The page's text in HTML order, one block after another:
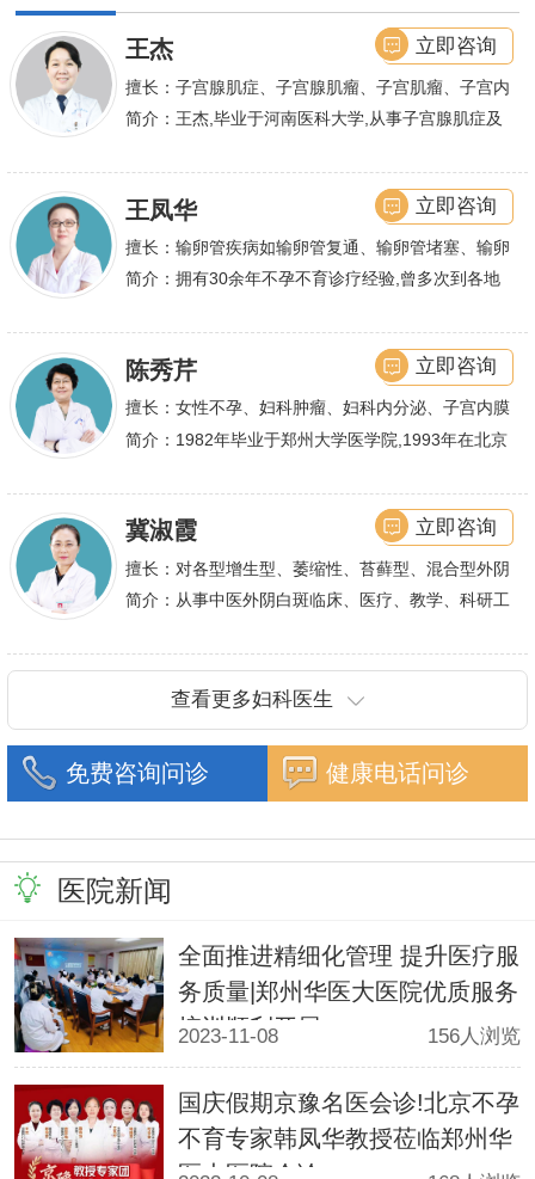
王杰
擅长：子宫腺肌症、子宫腺肌瘤、子宫肌瘤、子宫内
膜异位症等,长年致力于妇科微创手术及显微妇科手
娴熟.对开展各类微创手术解除不孕不育、石女、输
卵管堵塞、输卵管复通、输卵管粘连等女性输卵管性
不孕及子宫性不孕、多囊卵巢等都有丰富诊疗经验
简介：王杰,毕业于河南医科大学,从事子宫腺肌症及
立即咨询
王凤华
擅长：输卵管疾病如输卵管复通、输卵管堵塞、输卵
管积水、输卵管粘连；盆腔粘连、宫腔粘连、多囊卵
简介：拥有30余年不孕不育诊疗经验,曾多次到各地
立即咨询
陈秀芹
擅长：女性不孕、妇科肿瘤、妇科内分泌、子宫内膜
异位症、多囊卵巢等疾病的诊治,宫腹腔镜手术,盆底
简介：1982年毕业于郑州大学医学院,1993年在北京
立即咨询
冀淑霞
擅长：对各型增生型、萎缩性、苔藓型、混合型外阴
白斑的诊治
简介：从事中医外阴白斑临床、医疗、教学、科研工
立即咨询
查看更多妇科医生
免费咨询问诊 健康电话问诊
医院新闻
全面推进精细化管理 提升医疗服
务质量|郑州华医大医院优质服务
培训顺利开展
2023-11-08 156人浏览
国庆假期京豫名医会诊!北京不孕
不育专家韩凤华教授莅临郑州华